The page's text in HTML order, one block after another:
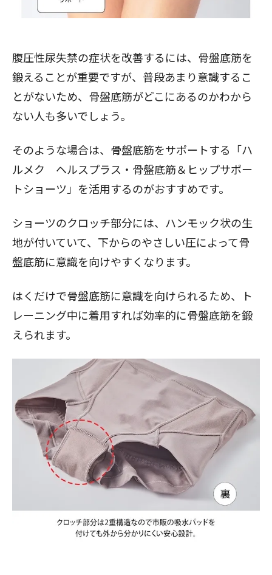
腹圧性尿失禁の症状を改善するには、骨盤底筋を
鍛えることが重要ですが、普段あまり意識するこ
とがないため、骨盤底筋がどこにあるのかわから
ない人も多いでしょう。
そのような場合は、骨盤底筋をサポートする「ハ
ルメク ヘルスプラス・骨盤底筋＆ヒップサポー
トショーツ 」を活用するのがおすすめです。
ショーツのクロッチ部分には、ハンモック状の生
地が付いていて、下からのやさしい圧によって骨
盤底筋に意識を向けやすくなります。
はくだけで骨盤底筋に意識を向けられるため、ト
レーニング中に着用すれば効率的に骨盤底筋を鍛
えられます。